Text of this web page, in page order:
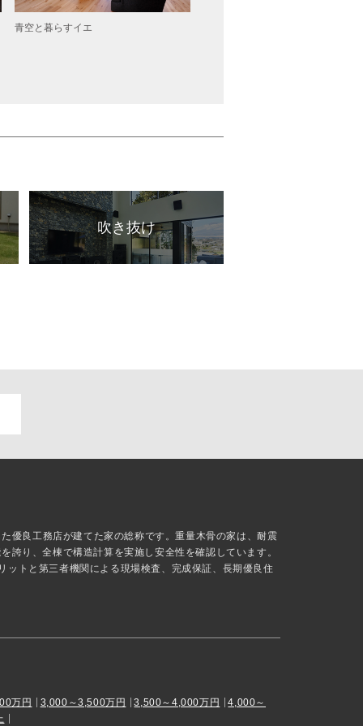
青空と暮らすイエ
吹き抜け
優良工務店が建てた家の総称です。重量木骨の家は、耐震
誇り、全棟で構造計算を実施し安全性を確認しています。
トと第三者機関による現場検査、完成保証、長期優良住
万円 3,000～3,500万円 3,500～4,000万円
4,000～